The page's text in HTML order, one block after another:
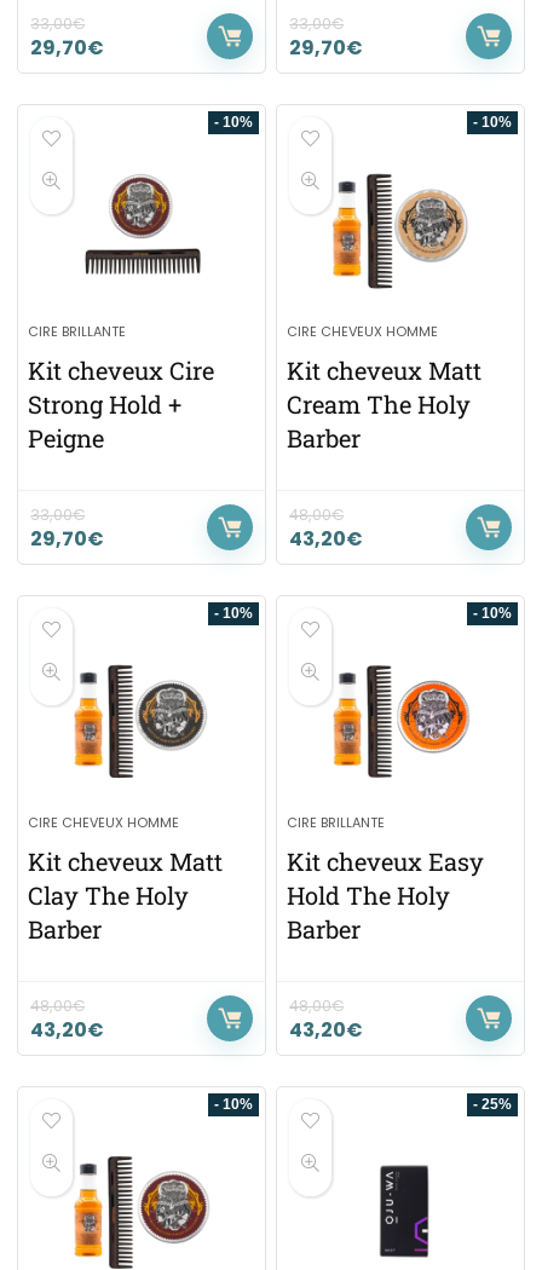
33,00€
29,70€
33,00€
29,70€
- 10%
CIRE BRILLANTE
Kit cheveux Cire
Strong Hold +
Peigne
33,00€
29,70€
- 10%
CIRE CHEVEUX HOMME
Kit cheveux Matt
Cream The Holy
Barber
48,00€
43,20€
- 10%
CIRE CHEVEUX HOMME
Kit cheveux Matt
Clay The Holy
Barber
48,00€
43,20€
- 10%
CIRE BRILLANTE
Kit cheveux Easy
Hold The Holy
Barber
48,00€
43,20€
- 10% - 25%